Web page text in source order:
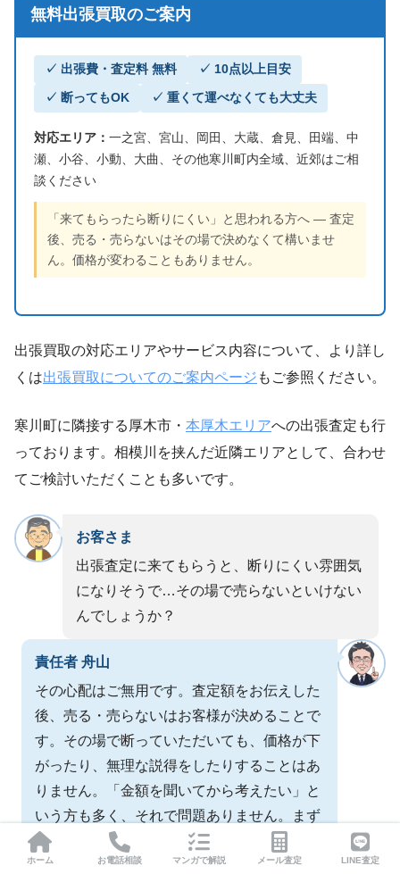
無料出張買取のご案内
✓ 出張費・査定料 無料 ✓ 10点以上目安
✓ 断ってもOK ✓ 重くて運べなくても大丈夫
対応エリア： 一之宮、宮山、岡田、大蔵、倉見、田端、中
瀬、小谷、小動、大曲、その他寒川町内全域、近郊はご相
談ください
「来てもらったら断りにくい」と思われる方へ — 査定
後、売る・売らないはその場で決めなくて構いませ
ん。価格が変わることもありません。
出張買取の対応エリアやサービス内容について、より詳し
くは出張買取についてのご案内ページ もご参照ください。
寒川町に隣接する厚木市・ 本厚木エリアへの出張査定も行
っております。相模川を挟んだ近隣エリアとして、合わせ
てご検討いただくことも多いです。
お客さま
出張査定に来てもらうと、断りにくい雰囲気
になりそうで…その場で売らないといけない
んでしょうか？
責任者 舟山
その心配はご無用です。査定額をお伝えした
後、売る・売らないはお客様が決めることで
す。その場で断っていただいても、価格が下
がったり、無理な説得をしたりすることはあ
りません。「金額を聞いてから考えたい」と
いう方も多く、それで問題ありません。まず
査定額を把握することが大切ですので、気軽
にご依頼ください。
ホーム お電話相談 マンガで解説 メール査定 LINE査定